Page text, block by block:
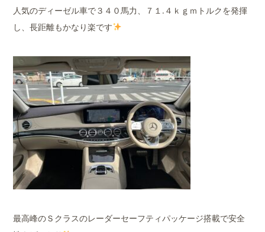
人気のディーゼル車で３４０馬力、７１.４ｋｇｍトルクを発揮
し、長距離もかなり楽です
最高峰のＳクラスのレーダーセーフティパッケージ搭載で安全